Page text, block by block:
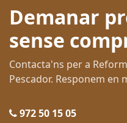
Demanar
sense
Contacta'ns per a
Pescador. Responem en
972 50 15 05